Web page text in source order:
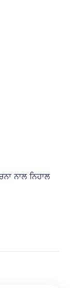
ਨਾਲ ਨਿਹਾਲ